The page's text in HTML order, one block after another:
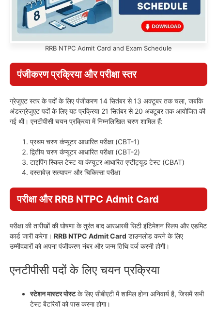
RRB NTPC Admit Card and Exam Schedule
पंजीकरण प्रक्रिया और परीक्षा स्तर
ग्रेजुएट स्तर के पदों के लिए पंजीकरण 14 सितंबर से 13 अक्टूबर तक चला, जबकि
अंडरग्रेजुएट पदों के लिए यह प्रक्रिया 21 सितंबर से 20 अक्टूबर तक आयोजित की
गई थी। एनटीपीसी चयन प्रक्रिया में निम्नलिखित चरण शामिल हैं:
प्रथम चरण कंप्यूटर आधारित परीक्षा (CBT-1)
द्वितीय चरण कंप्यूटर आधारित परीक्षा (CBT-2)
टाइपिंग स्किल टेस्ट या कंप्यूटर आधारित एप्टीट्यूड टेस्ट (CBAT)
दस्तावेज़ सत्यापन और चिकित्सा परीक्षा
परीक्षा और RRB NTPC Admit Card
परीक्षा की तारीखों की घोषणा के तुरंत बाद आरआरबी सिटी इंटिमेशन स्लिप और एडमिट
कार्ड जारी करेगा। RRB NTPC Admit Card डाउनलोड करने के लिए
उम्मीदवारों को अपना पंजीकरण नंबर और जन्म तिथि दर्ज करनी होगी।
एनटीपीसी पदों के लिए चयन प्रक्रिया
स्टेशन मास्टर पोस्टके लिए सीबीएटी में शामिल होना अनिवार्य है, जिसमें सभी
टेस्ट बैटरियों को पास करना होगा।